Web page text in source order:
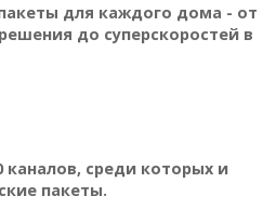
для каждого дома - от
до суперскоростей в
каналов, среди которых и
пакеты.